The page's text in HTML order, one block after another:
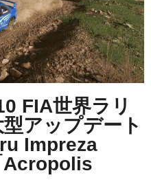
FIA世界ラリ
アップデート
Impreza
Acropolis